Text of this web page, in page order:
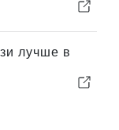
лучше в